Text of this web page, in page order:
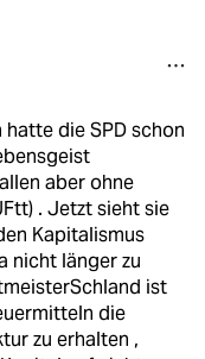
hatte die SPD schon
aber ohne
. Jetzt sieht sie
Kapitalismus
nicht länger zu
ist
die
zu erhalten ,